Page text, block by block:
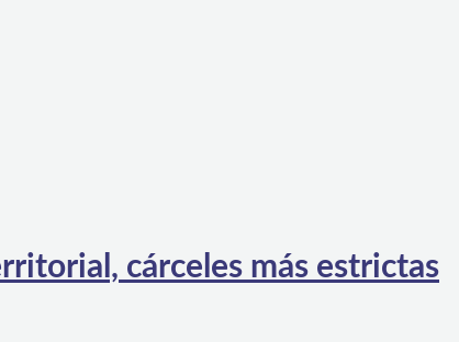
cárceles más estrictas